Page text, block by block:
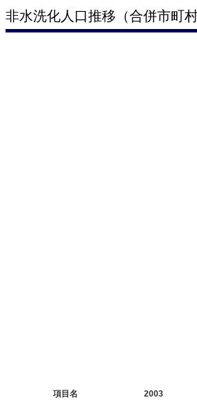
非水洗化人口推移（合併市町村
項目名 2003